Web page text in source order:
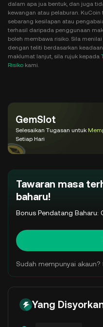
dalam apa jua bentuk, dan juga
kewangan atau pelaburan.
sebarang kesilapan atau
terhasil daripada penggunaan
boleh membawa risiko. Sila
dengan teliti berdasarkan
maklumat lanjut, sila rujuk kepada
Risiko kami.
GemSlot
Selesaikan Tugasan untuk
Setiap Hari
Tawaran masa
baharu!
Bonus Pendatang Baharu:
Sudah mempunyai akaun?
Yang